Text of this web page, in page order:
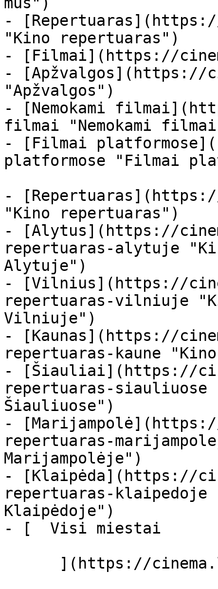
-
"Kino repertuaras")
- [Filmai](https://
- [Apžvalgos](https://
"Apžvalgos")
- [Nemokami
filmai "Nemokami
- [Filmai
platformose "Filmai
-
"Kino repertuaras")
- [Alytus](https://
repertuaras-alytuje
Alytuje")
- [Vilnius](https://
repertuaras-vilniuje
Vilniuje")
- [Kaunas](https://
repertuaras-kaune
- [Šiauliai](https://
repertuaras-
Šiauliuose")
-
repertuaras-
Marijampolėje")
- [Klaipėda](https://
repertuaras-
Klaipėdoje")
- [  Visi miestai